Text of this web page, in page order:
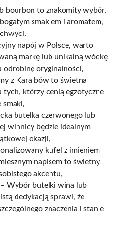
bourbon to znakomity wybór,
smakiem i aromatem,
napój w Polsce, warto
markę lub unikalną wódkę
odrobinę oryginalności,
z Karaibów to świetna
tych, którzy cenią egzotyczne
smaki,
butelka czerwonego lub
winnicy będzie idealnym
okazji,
kufel z imieniem
napisem to świetny
akcentu,
– Wybór butelki wina lub
dedykacją sprawi, że
znaczenia i stanie